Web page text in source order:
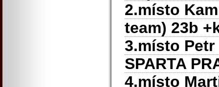
2.místo
team) 23b
3.místo
SPARTA
4.místo